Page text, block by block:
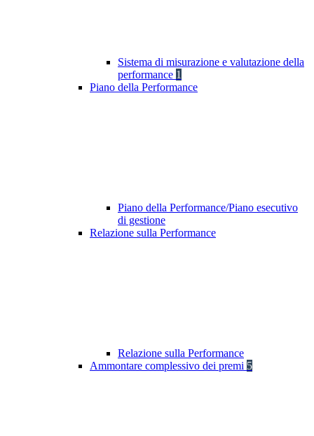
Sistema di misurazione e valutazione della
performance 1
Piano della Performance
Piano della Performance/Piano esecutivo
di gestione
Relazione sulla Performance
Relazione sulla Performance
Ammontare complessivo dei premi 5